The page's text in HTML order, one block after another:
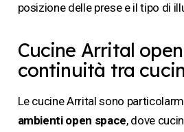
posizione delle prese e il tipo di
Cucine Arrital
continuità tra
Le cucine Arrital sono
ambienti open space, dove